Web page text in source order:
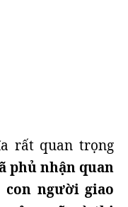
rất quan trọng
phủ nhận quan
con người giao